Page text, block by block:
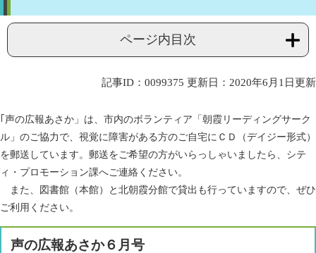
ページ内目次
記事ID：0099375 更新日：2020年6月1日更新
｢声の広報あさか」は、市内のボランティア「朝霞リーディングサーク
ル」のご協力で、視覚に障害がある方のご自宅にＣＤ（デイジー形式）
を郵送しています。郵送をご希望の方がいらっしゃいましたら、シテ
ィ・プロモーション課へご連絡ください。
また、図書館（本館）と北朝霞分館で貸出も行っていますので、ぜひ
ご利用ください。
声の広報あさか６月号